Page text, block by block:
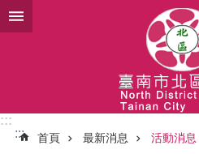
跳到主要內容區塊
:::
:::
首頁 最新消息 活動消息